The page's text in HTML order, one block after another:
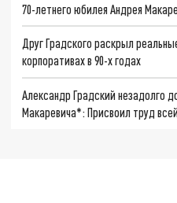
70-летнего юбилея Андрея
Друг Градского раскрыл
корпоративах в 90-х годах
Александр Градский незадолго
Макаревича*: Присвоил труд